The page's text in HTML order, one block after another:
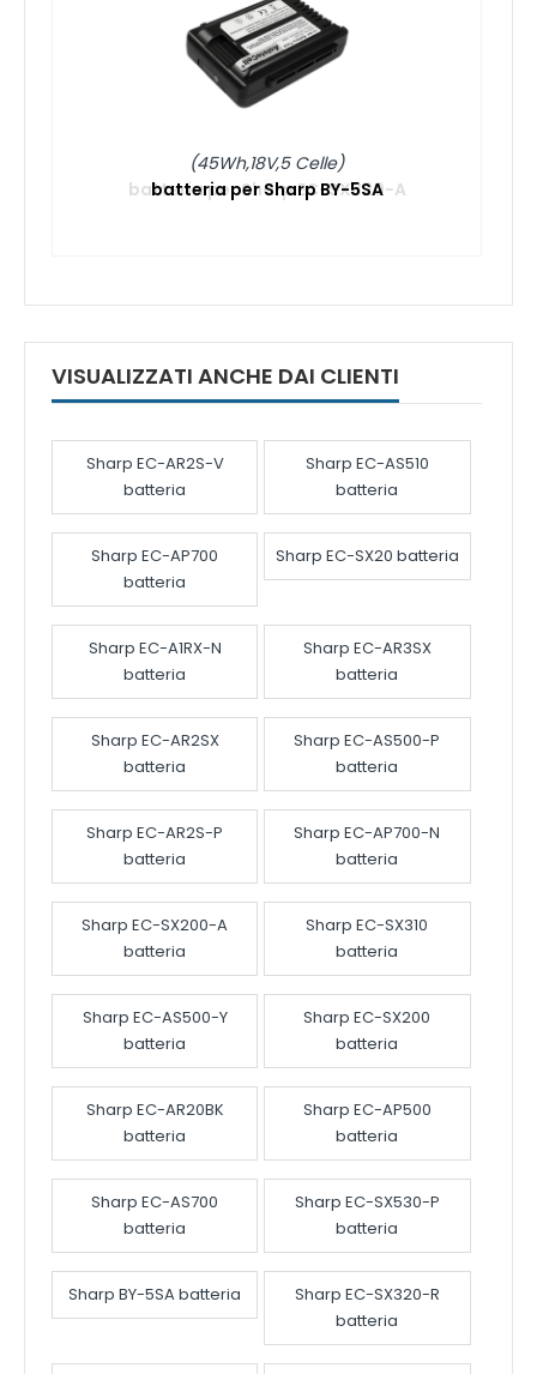
(45Wh,18V,5 Celle)
batteria per Sharp BY-5SA
VISUALIZZATI ANCHE DAI CLIENTI
Sharp EC-AR2S-V
batteria
Sharp EC-AS510
batteria
Sharp EC-AP700
batteria
Sharp EC-SX20 batteria
Sharp EC-A1RX-N
batteria
Sharp EC-AR3SX
batteria
Sharp EC-AR2SX
batteria
Sharp EC-AS500-P
batteria
Sharp EC-AR2S-P
batteria
Sharp EC-AP700-N
batteria
Sharp EC-SX200-A
batteria
Sharp EC-SX310
batteria
Sharp EC-AS500-Y
batteria
Sharp EC-SX200
batteria
Sharp EC-AR20BK
batteria
Sharp EC-AP500
batteria
Sharp EC-AS700
batteria
Sharp EC-SX530-P
batteria
Sharp BY-5SA batteria
Sharp EC-SX320-R
batteria